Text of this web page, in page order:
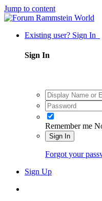
Jump to content
Existing user? Sign In
Sign In
Remember me
Sign In
Forgot your
Sign Up